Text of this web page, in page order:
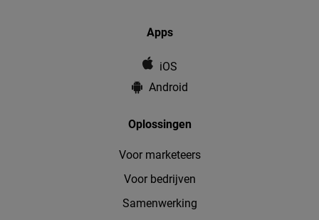
Apps
iOS
Android
Oplossingen
Voor marketeers
Voor bedrijven
Samenwerking